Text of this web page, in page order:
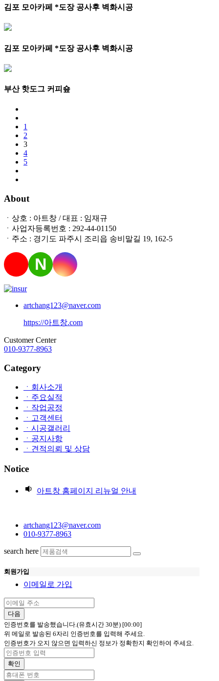
김포 모아카페 *도장 공사후 벽화시공
김포 모아카페 *도장 공사후 벽화시공
부산 핫도그 커피숖
1
2
3
4
5
About
ㆍ상호 : 아트창 / 대표 : 임재규
ㆍ사업자등록번호 : 292-44-01150
ㆍ주소 : 경기도 파주시 조리읍 송비말길 19, 162-5
N
artchang123@naver.com
https://아트창.com
Customer Center
010-9377-8963
Category
ㆍ회사소개
ㆍ주요실적
ㆍ작업공정
ㆍ고객센터
ㆍ시공갤러리
ㆍ공지사항
ㆍ견적의뢰 및 상담
Notice
아트창 홈페이지 리뉴얼 안내
artchang123@naver.com
010-9377-8963
search here
회원가입
이메일로 가입
다음
인증번호를 발송했습니다.(유효시간 30분) [00:00]
위 메일로 발송된 6자리 인증번호를 입력해 주세요.
인증번호가 오지 않으면 입력하신 정보가 정확한지 확인하여 주세요.
확인